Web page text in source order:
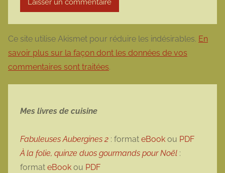
Ce site utilise Akismet pour réduire les indésirables. En
savoir plus sur la façon dont les données de vos
commentaires sont traitées.
Mes livres de cuisine
Fabuleuses Aubergines 2 : format eBook ou PDF
À la folie, quinze duos gourmands pour Noël :
format eBook ou PDF